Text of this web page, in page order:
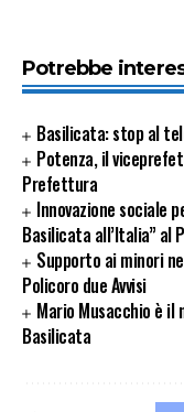
Potrebbe
Basilicata: stop al
Potenza, il
Prefettura
Innovazione sociale
Basilicata all’Italia” al
Supporto ai minori
Policoro due Avvisi
Mario Musacchio è il
Basilicata